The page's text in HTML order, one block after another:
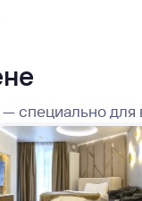
специально для